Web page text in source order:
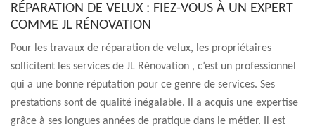
RÉPARATION DE VELUX : FIEZ-VOUS À UN EXPERT
COMME JL RÉNOVATION
Pour les travaux de réparation de velux, les propriétaires
sollicitent les services de JL Rénovation , c’est un professionnel
qui a une bonne réputation pour ce genre de services. Ses
prestations sont de qualité inégalable. Il a acquis une expertise
grâce à ses longues années de pratique dans le métier. Il est